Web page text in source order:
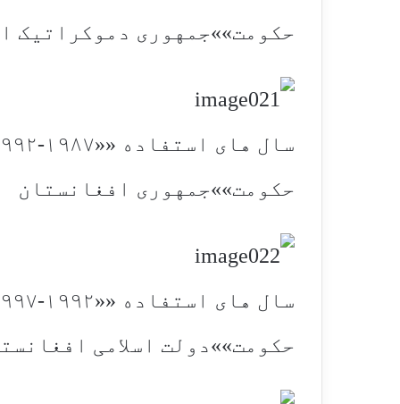
حکومت»»جمهوری دموکراتیک
سال های استفاده ««۱۹۸۷-۱۹۹۲
حکومت»»جمهوری افغانستان
سال های استفاده ««۱۹۹۲-۱۹۹۷
حکومت»»دولت اسلامی